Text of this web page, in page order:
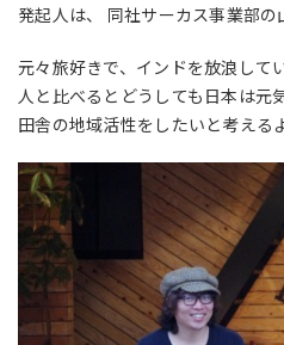
発起人は、 同社サーカス事業部の
元々旅好きで、インドを放浪して
人と比べるとどうしても日本は元
田舎の地域活性をしたいと考える